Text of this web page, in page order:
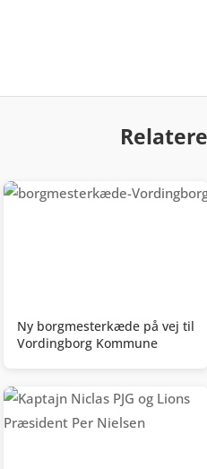
Ny borgmesterkæde på vej til
Vordingborg Kommune